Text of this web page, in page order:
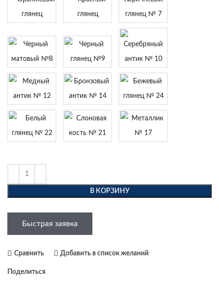
В КОРЗИНУ
Быстрая заявка
Сравнить Добавить в список желаний
Поделиться